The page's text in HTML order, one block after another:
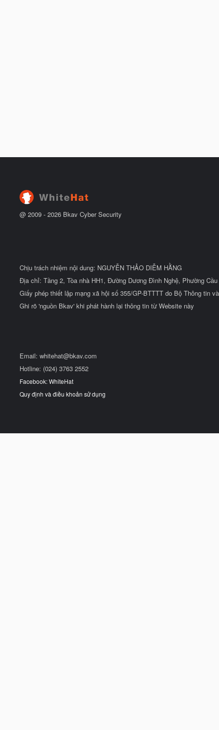
@ 2009 - 2026 Bkav Cyber Security
Chịu trách nhiệm nội dung: NGUYỄN THẢO DIỄM HẰNG
Địa chỉ: Tầng 2, Tòa nhà HH1, Đường Dương Đình Nghệ, Phường
Giấy phép thiết lập mạng xã hội số 355/GP-BTTTT do Bộ Thông tin
Ghi rõ 'nguồn Bkav' khi phát hành lại thông tin từ Website này
Email: whitehat@bkav.com
Hotline: (024) 3763 2552
Facebook: WhiteHat
Quy định và điều khoản sử dụng